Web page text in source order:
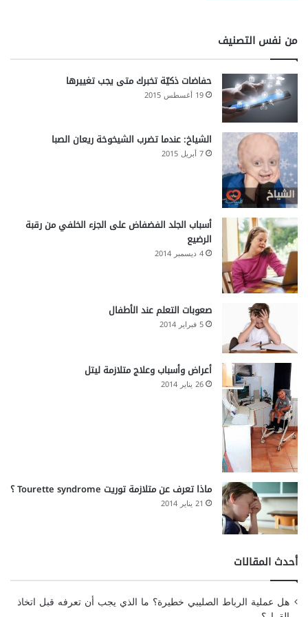
من نفس التصنيف
حفاضات ذكيّة تخبرك متى يجب تغييرها
19 أغسطس 2015
الشياخ: عندما تضرب الشيخوخة ريعان الصبا
7 أبريل 2015
أسباب الجلد الفضفاض على الجزء الخلفي من رقبة
الرضيع
4 ديسمبر 2014
صعوبات التعلم عند الأطفال
5 فبراير 2014
أعراض وأسباب وعلاج متلازمة ليتل
26 يناير 2014
ماذا تعرف عن متلازمة توريت Tourette syndrome ؟
21 يناير 2014
أحدث المقالات
هل عملية الرباط الصليبي خطيرة؟ ما الذي يجب أن تعرفه قبل اتخاذ